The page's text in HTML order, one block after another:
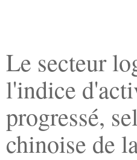
Le secteur
l'indice
progressé,
chinoise de